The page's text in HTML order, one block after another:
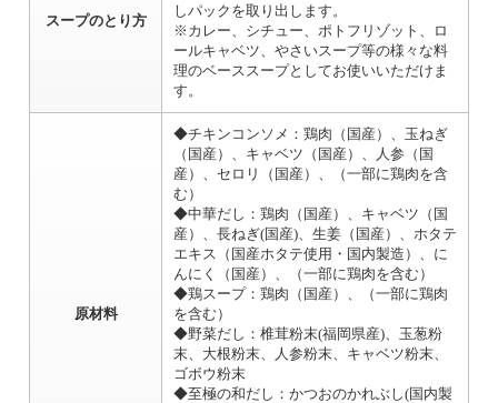
スープのとり方
しパックを取り出します。
※カレー、シチュー、ポトフリゾット、ロ
ールキャベツ、やさいスープ等の様々な料
理のベーススープとしてお使いいただけま
す。
原材料
◆チキンコンソメ：鶏肉（国産）、玉ねぎ
（国産）、キャベツ（国産）、人参（国
産）、セロリ（国産）、（一部に鶏肉を含
む）
◆中華だし：鶏肉（国産）、キャベツ（国
産）、長ねぎ(国産)、生姜（国産）、ホタテ
エキス（国産ホタテ使用・国内製造）、に
んにく（国産）、（一部に鶏肉を含む）
◆鶏スープ：鶏肉（国産）、（一部に鶏肉
を含む）
◆野菜だし：椎茸粉末(福岡県産)、玉葱粉
末、大根粉末、人参粉末、キャベツ粉末、
ゴボウ粉末
◆至極の和だし：かつおのかれぶし(国内製